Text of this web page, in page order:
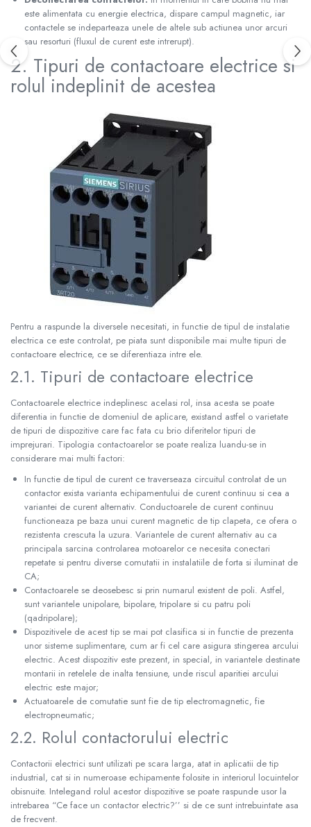
este alimentata cu energie electrica, dispare campul magnetic, iar
contactele se indeparteaza unele de altele sub actiunea unor arcuri
sau resorturi (fluxul de curent este intrerupt).
2. Tipuri de contactoare electrice si
rolul indeplinit de acestea
Pentru a raspunde la diversele necesitati, in functie de tipul de instalatie
electrica ce este controlat, pe piata sunt disponibile mai multe tipuri de
contactoare electrice, ce se diferentiaza intre ele.
2.1. Tipuri de contactoare electrice
Contactoarele electrice indeplinesc acelasi rol, insa acesta se poate
diferentia in functie de domeniul de aplicare, existand astfel o varietate
de tipuri de dispozitive care fac fata cu brio diferitelor tipuri de
imprejurari. Tipologia contactoarelor se poate realiza luandu-se in
considerare mai multi factori:
In functie de tipul de curent ce traverseaza circuitul controlat de un
contactor exista varianta echipamentului de curent continuu si cea a
variantei de curent alternativ. Conductoarele de curent continuu
functioneaza pe baza unui curent magnetic de tip clapeta, ce ofera o
rezistenta crescuta la uzura. Variantele de curent alternativ au ca
principala sarcina controlarea motoarelor ce necesita conectari
repetate si pentru diverse comutatii in instalatiile de forta si iluminat de
CA;
Contactoarele se deosebesc si prin numarul existent de poli. Astfel,
sunt variantele unipolare, bipolare, tripolare si cu patru poli
(qadripolare);
Dispozitivele de acest tip se mai pot clasifica si in functie de prezenta
unor sisteme suplimentare, cum ar fi cel care asigura stingerea arcului
electric. Acest dispozitiv este prezent, in special, in variantele destinate
montarii in retelele de inalta tensiune, unde riscul aparitiei arcului
electric este major;
Actuatoarele de comutatie sunt fie de tip electromagnetic, fie
electropneumatic;
2.2. Rolul contactorului electric
Contactorii electrici sunt utilizati pe scara larga, atat in aplicatii de tip
industrial, cat si in numeroase echipamente folosite in interiorul locuintelor
obisnuite. Intelegand rolul acestor dispozitive se poate raspunde usor la
intrebarea “Ce face un contactor electric?’’ si de ce sunt intrebuintate asa
de frecvent.